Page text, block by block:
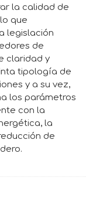
la calidad de
que
legislación
de
claridad y
tipología de
y a su vez,
los parámetros
con la
la
de